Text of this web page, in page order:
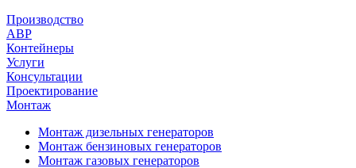
Производство
АВР
Контейнеры
Услуги
Консультации
Проектирование
Монтаж
Монтаж дизельных генераторов
Монтаж бензиновых генераторов
Монтаж газовых генераторов